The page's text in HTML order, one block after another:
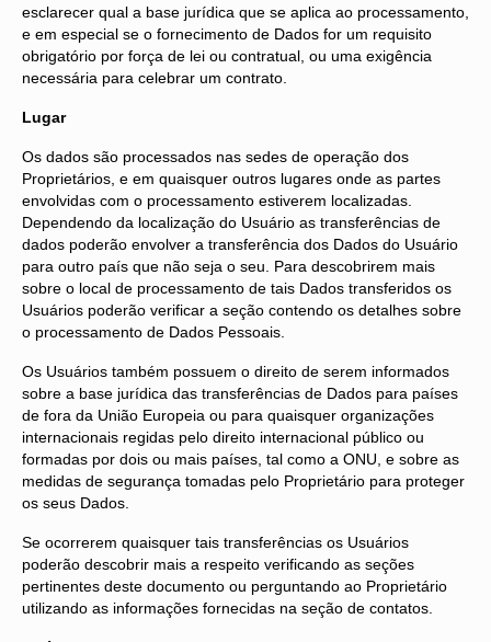
esclarecer qual a base jurídica que se aplica ao processamento,
e em especial se o fornecimento de Dados for um requisito
obrigatório por força de lei ou contratual, ou uma exigência
necessária para celebrar um contrato.
Lugar
Os dados são processados ​​nas sedes de operação dos
Proprietários, e em quaisquer outros lugares onde as partes
envolvidas com o processamento estiverem localizadas.
Dependendo da localização do Usuário as transferências de
dados poderão envolver a transferência dos Dados do Usuário
para outro país que não seja o seu. Para descobrirem mais
sobre o local de processamento de tais Dados transferidos os
Usuários poderão verificar a seção contendo os detalhes sobre
o processamento de Dados Pessoais.
Os Usuários também possuem o direito de serem informados
sobre a base jurídica das transferências de Dados para países
de fora da União Europeia ou para quaisquer organizações
internacionais regidas pelo direito internacional público ou
formadas por dois ou mais países, tal como a ONU, e sobre as
medidas de segurança tomadas pelo Proprietário para proteger
os seus Dados.
Se ocorrerem quaisquer tais transferências os Usuários
poderão descobrir mais a respeito verificando as seções
pertinentes deste documento ou perguntando ao Proprietário
utilizando as informações fornecidas na seção de contatos.